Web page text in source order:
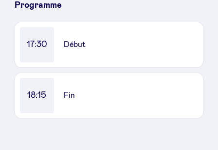
Health Expert Circle
Programme
17:30 Début
18:15 Fin